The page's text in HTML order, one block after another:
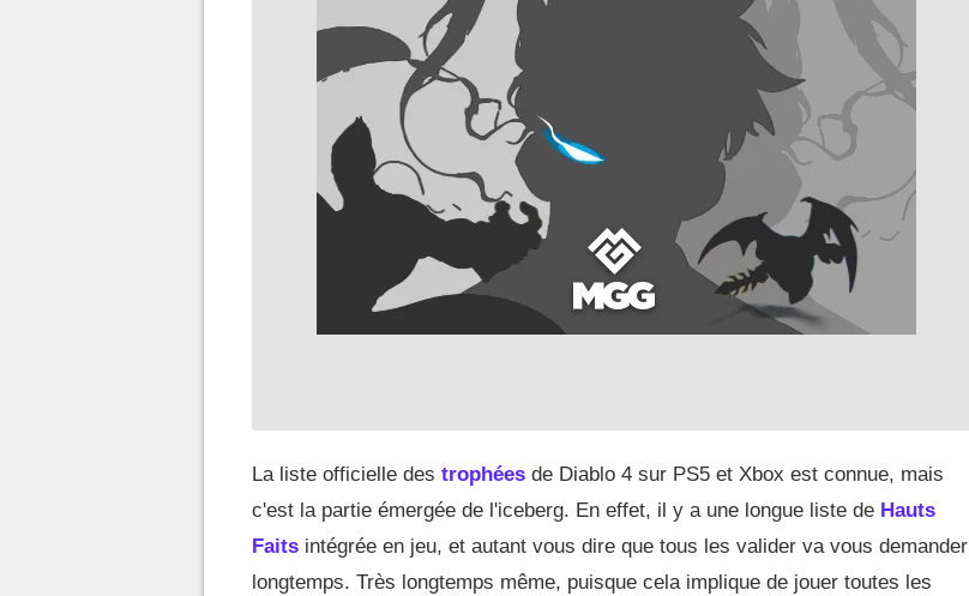
La liste officielle des trophées de Diablo 4 sur PS5 et Xbox est connue, mais
c'est la partie émergée de l'iceberg. En effet, il y a une longue liste de Hauts
Faits intégrée en jeu, et autant vous dire que tous les valider va vous demander
longtemps. Très longtemps même, puisque cela implique de jouer toutes les